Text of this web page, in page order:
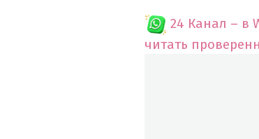
24 Канал – в
читать